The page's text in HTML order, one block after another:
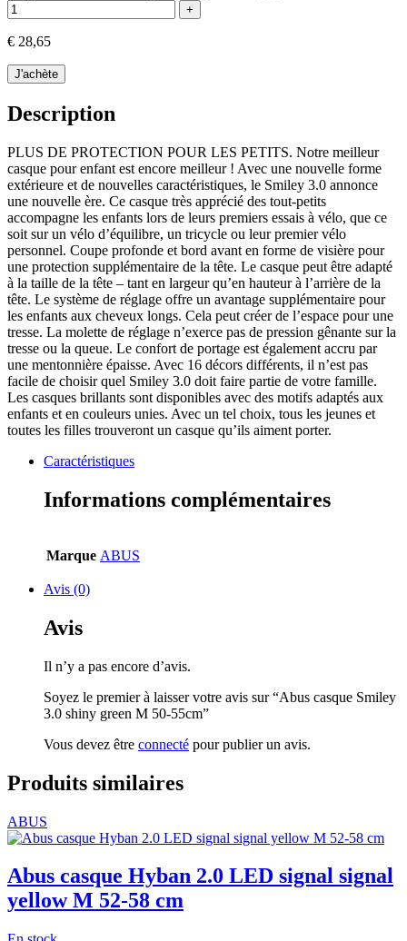
+
€ 28,65
J'achète
Description
PLUS DE PROTECTION POUR LES PETITS. Notre meilleur
casque pour enfant est encore meilleur ! Avec une nouvelle forme
extérieure et de nouvelles caractéristiques, le Smiley 3.0 annonce
une nouvelle ère. Ce casque très apprécié des tout-petits
accompagne les enfants lors de leurs premiers essais à vélo, que ce
soit sur un vélo d’équilibre, un tricycle ou leur premier vélo
personnel. Coupe profonde et bord avant en forme de visière pour
une protection supplémentaire de la tête. Le casque peut être adapté
à la taille de la tête – tant en largeur qu’en hauteur à l’arrière de la
tête. Le système de réglage offre un avantage supplémentaire pour
les enfants aux cheveux longs. Cela peut créer de l’espace pour une
tresse. La molette de réglage n’exerce pas de pression gênante sur la
tresse ou la queue. Le confort de portage est également accru par
une mentonnière épaisse. Avec 16 décors différents, il n’est pas
facile de choisir quel Smiley 3.0 doit faire partie de votre famille.
Les casques brillants sont disponibles avec des motifs adaptés aux
enfants et en couleurs unies. Avec un tel choix, tous les jeunes et
toutes les filles trouveront un casque qu’ils aiment porter.
Caractéristiques
Informations complémentaires
Marque ABUS
Avis (0)
Avis
Il n’y a pas encore d’avis.
Soyez le premier à laisser votre avis sur “Abus casque Smiley
3.0 shiny green M 50-55cm”
Vous devez être connecté pour publier un avis.
Produits similaires
ABUS
Abus casque Hyban 2.0 LED signal signal
yellow M 52-58 cm